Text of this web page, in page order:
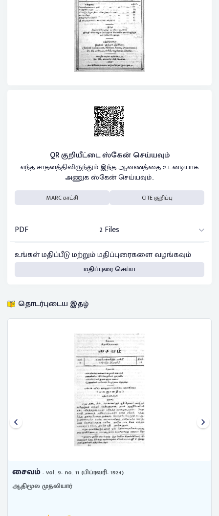
QR குறியீட்டை ஸ்கேன் செய்யவும்
எந்த சாதனத்திலிருந்தும் இந்த ஆவணத்தை உடனடியாக
அணுக ஸ்கேன் செய்யவும்..
MARC காட்சி CITE குறிப்பு
PDF
2 Files
உங்கள் மதிப்பீடு மற்றும் மதிப்புரைகளை வழங்கவும்
மதிப்புரை செய்ய
தொடர்புடைய இதழ்
- vol. 9- no. 11 (பிப்ரவரி- 1924)
முதலியார்